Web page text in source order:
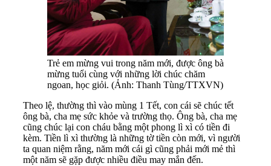
Trẻ em mừng vui trong năm mới, được ông bà
mừng tuổi cùng với những lời chúc chăm
ngoan, học giỏi. (Ảnh: Thanh Tùng/TTXVN)
Theo lệ, thường thì vào mùng 1 Tết, con cái sẽ chúc tết
ông bà, cha mẹ sức khỏe và trường thọ. Ông bà, cha mẹ
cũng chúc lại con cháu bằng một phong lì xì có tiền đi
kèm. Tiền lì xì thường là những tờ tiền còn mới, vì người
ta quan niệm rằng, năm mới cái gì cũng phải mới mẻ thì
một năm sẽ gặp được nhiều điều may mắn đến.